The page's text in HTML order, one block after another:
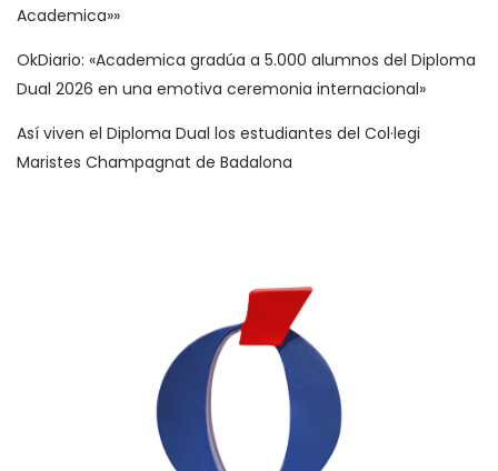
Academica»»
OkDiario: «Academica gradúa a 5.000 alumnos del Diploma
Dual 2026 en una emotiva ceremonia internacional»
Así viven el Diploma Dual los estudiantes del Col·legi
Maristes Champagnat de Badalona